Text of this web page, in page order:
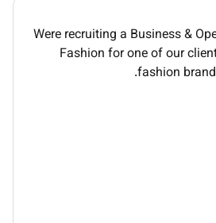
Were recruiting a Business &
Fashion for one of our
fashion
in Dubai specializing in
couture corsetry and